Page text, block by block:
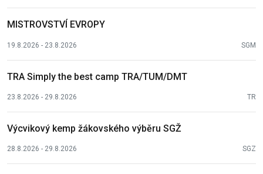
MISTROVSTVÍ EVROPY
19.8.2026 - 23.8.2026 SGM
TRA Simply the best camp TRA/TUM/DMT
23.8.2026 - 29.8.2026 TR
Výcvikový kemp žákovského výběru SGŽ
28.8.2026 - 29.8.2026 SGZ